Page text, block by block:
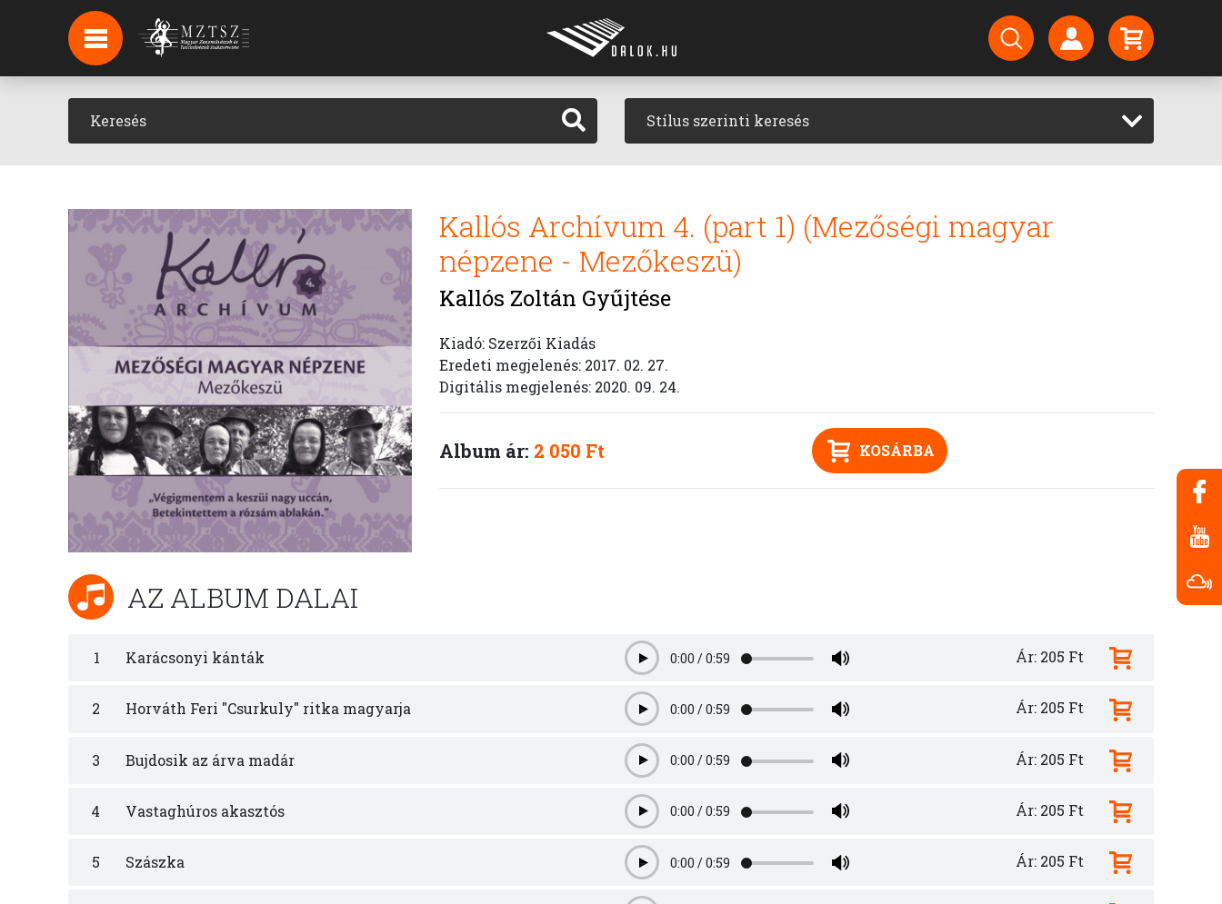
HÍREK
HÍRLEVÉL FELIRATKOZÁS
PODCAST Stílus szerinti keresés
Kallós Archívum 4. (part 1) (Mezőségi magyar
népzene - Mezőkeszü)
Kallós Zoltán Gyűjtése
Kiadó: Szerzői Kiadás
Eredeti megjelenés: 2017. 02. 27.
Digitális megjelenés: 2020. 09. 24.
Album ár: 2 050 Ft KOSÁRBA
AZ ALBUM DALAI
1 Karácsonyi kánták Play0:00 /0:59 Ár: 205 Ft
2 Horváth Feri "Csurkuly" ritka magyarja Play0:00 /0:59 Ár: 205 Ft
3 Bujdosik az árva madár Play0:00 /0:59 Ár: 205 Ft
4 Vastaghúros akasztós Play0:00 /0:59 Ár: 205 Ft
5 Szászka Play0:00 /0:59 Ár: 205 Ft